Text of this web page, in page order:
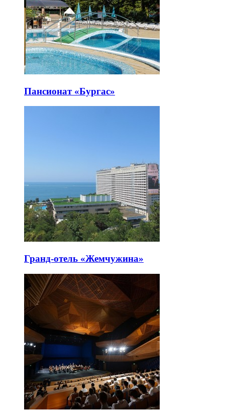
Пансионат «Бургас»
Гранд-отель «Жемчужина»